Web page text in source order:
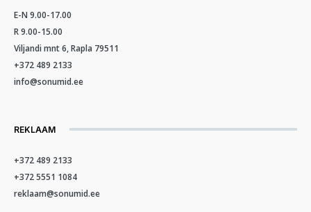
E-N 9.00-17.00
R 9.00-15.00
Viljandi mnt 6, Rapla 79511
+372 489 2133
info@sonumid.ee
REKLAAM
+372 489 2133
+372 5551 1084
reklaam@sonumid.ee